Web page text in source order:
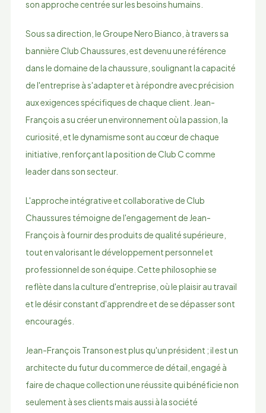
son approche centrée sur les besoins humains.
Sous sa direction, le Groupe Nero Bianco, à travers sa
bannière Club Chaussures, est devenu une référence
dans le domaine de la chaussure, soulignant la capacité
de l'entreprise à s'adapter et à répondre avec précision
aux exigences spécifiques de chaque client. Jean-
François a su créer un environnement où la passion, la
curiosité, et le dynamisme sont au cœur de chaque
initiative, renforçant la position de Club C comme
leader dans son secteur.
L'approche intégrative et collaborative de Club
Chaussures témoigne de l'engagement de Jean-
François à fournir des produits de qualité supérieure,
tout en valorisant le développement personnel et
professionnel de son équipe. Cette philosophie se
reflète dans la culture d'entreprise, où le plaisir au travail
et le désir constant d'apprendre et de se dépasser sont
encouragés.
Jean-François Transon est plus qu'un président ; il est un
architecte du futur du commerce de détail, engagé à
faire de chaque collection une réussite qui bénéficie non
seulement à ses clients mais aussi à la société